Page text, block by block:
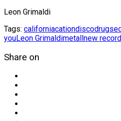
Leon Grimaldi
Tags: californiacationdiscodrugs
youLeon Grimaldimetallnew record
Share on